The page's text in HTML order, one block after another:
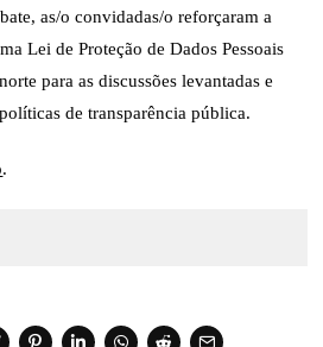
as/o convidadas/o reforçaram a
Lei de Proteção de Dados Pessoais
para as discussões levantadas e
de transparência pública.
.